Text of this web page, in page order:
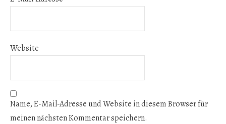
Website
Name, E-Mail-Adresse und Website in diesem Browser für
meinen nächsten Kommentar speichern.